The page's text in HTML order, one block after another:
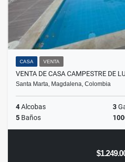
CASA VENTA
VENTA DE CASA CAMPESTRE DE
Santa Marta, Magdalena, Colombia
4Alcobas 3
5 Baños